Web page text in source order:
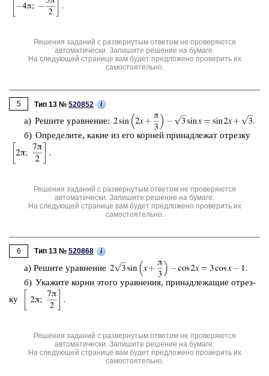
Решения заданий с развернутым ответом не проверяются
автоматически. Запишите решение на бумаге.
На следующей странице вам будет предложено проверить их
самостоятельно.
5 Тип 13 № 520852 i
а) Ре­ши­те урав­не­ние:
б) Опре­де­ли­те, какие из его кор­ней при­над­ле­жат от­рез­ку
Решения заданий с развернутым ответом не проверяются
автоматически. Запишите решение на бумаге.
На следующей странице вам будет предложено проверить их
самостоятельно.
6 Тип 13 № 520868 i
а) Ре­ши­те урав­не­ние
б) Ука­жи­те корни этого урав­не­ния, при­над­ле­жа­щие от­рез­
ку
Решения заданий с развернутым ответом не проверяются
автоматически. Запишите решение на бумаге.
На следующей странице вам будет предложено проверить их
самостоятельно.